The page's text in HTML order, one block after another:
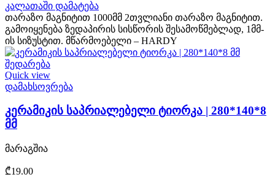
კალათაში დამატება
თარაზო მაგნიტით 1000მმ 2თვლიანი თარაზო მაგნიტით.
გამოიყენება ზედაპირის სისწორის შესამოწმებლად, 1მმ-
ის სიზუსტით. მწარმოებელი – HARDY
შედარება
Quick view
დამახსოვრება
კერამიკის საპრიალებელი ტიორკა | 280*140*8
მმ
მარაგშია
₾19.00